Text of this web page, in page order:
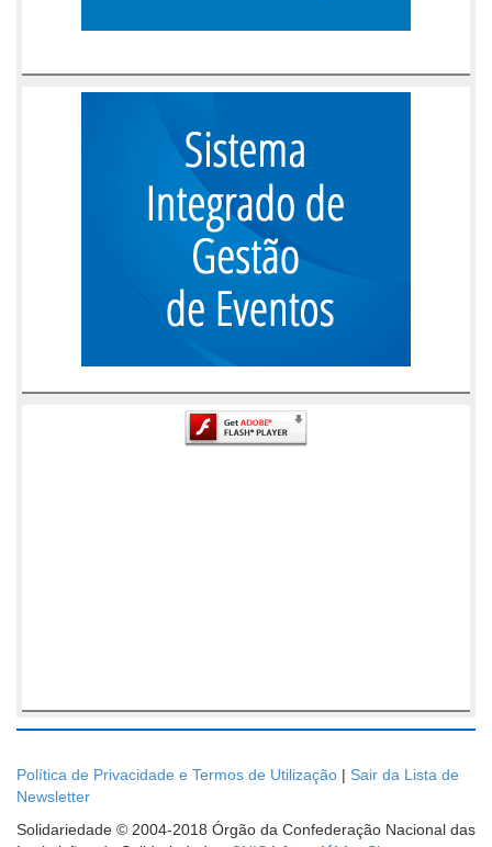
Política de Privacidade e Termos de Utilização | Sair da Lista de
Newsletter
Solidariedade © 2004-2018 Órgão da Confederação Nacional das